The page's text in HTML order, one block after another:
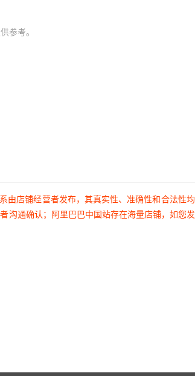
参考。
由店铺经营者发布，其真实性、准确性和合法性
沟通确认；阿里巴巴中国站存在海量店铺，如您